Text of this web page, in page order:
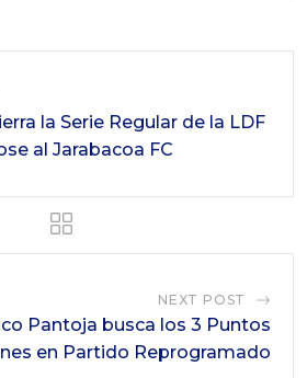
la Serie Regular de la LDF
al Jarabacoa FC
NEXT POST
Pantoja busca los 3 Puntos
en Partido Reprogramado